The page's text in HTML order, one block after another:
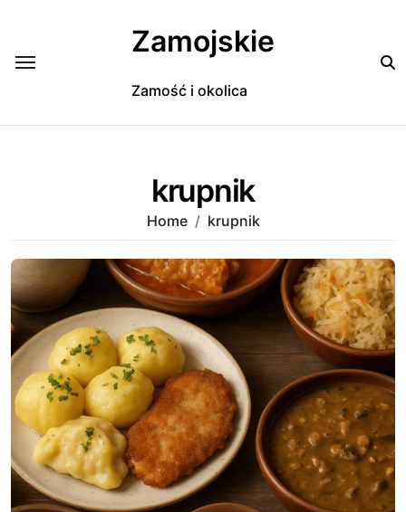
Zamojskie
Zamość i okolica
krupnik
Home krupnik